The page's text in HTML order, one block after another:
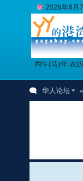
丙午(马)年 农
2026年8月
华人论坛 »